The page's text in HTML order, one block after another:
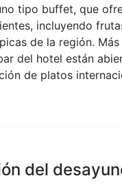
tipo buffet, que
incluyendo
de la región.
del hotel están
de platos
del